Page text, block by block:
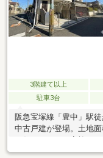
3階建て以上
駐車3台
阪急宝塚線「豊中」駅
中古戸建が登場。土地
付きで駐車3台可能（車